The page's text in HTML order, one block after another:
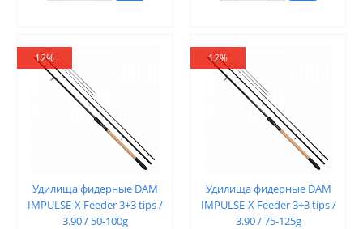
12%
Удилища фидерные DAM
IMPULSE-X Feeder 3+3 tips /
3.90 / 50-100g
12%
Удилища фидерные DAM
IMPULSE-X Feeder 3+3 tips /
3.90 / 75-125g